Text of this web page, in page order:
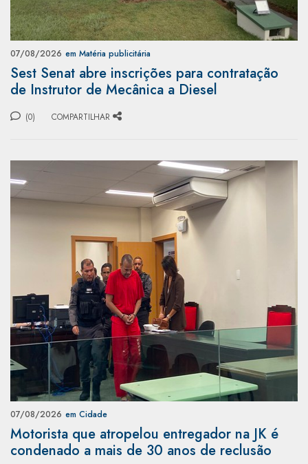
07/08/2026 em Matéria publicitária
Sest Senat abre inscrições para contratação
de Instrutor de Mecânica a Diesel
(0) COMPARTILHAR
07/08/2026 em Cidade
Motorista que atropelou entregador na JK é
condenado a mais de 30 anos de reclusão